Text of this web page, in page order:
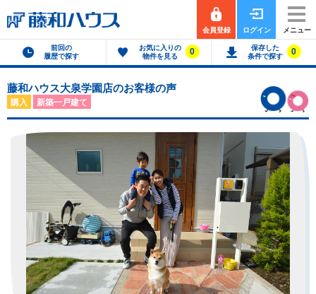
会員登録 ログイン メニュー
前回の
履歴で探す
お気に入りの
物件を見る
0
保存した
条件で探す
0
藤和ハウス大泉学園店のお客様の声
購入 新築一戸建て